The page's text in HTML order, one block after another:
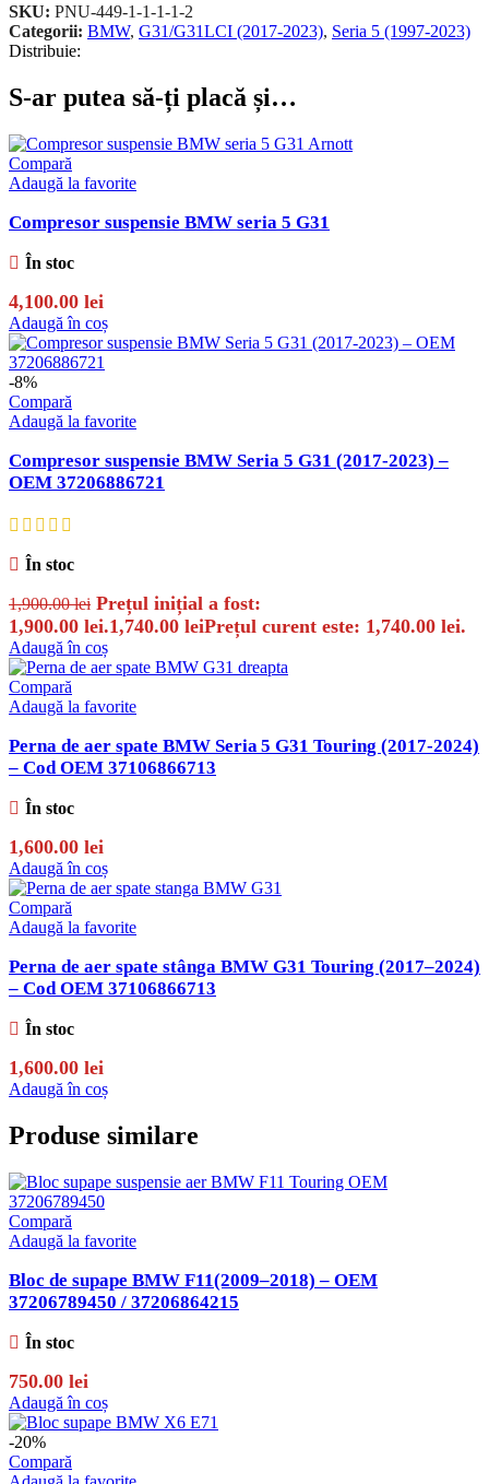
SKU: PNU-449-1-1-1-1-2
Categorii: BMW, G31/G31LCI (2017-2023), Seria 5 (1997-2023)
Distribuie:
S-ar putea să-ți placă și…
Compară
Adaugă la favorite
Compresor suspensie BMW seria 5 G31
În stoc
4,100.00 lei
Adaugă în coș
-8%
Compară
Adaugă la favorite
Compresor suspensie BMW Seria 5 G31 (2017-2023) –
OEM 37206886721
În stoc
1,900.00lei Prețul inițial a fost:
1,900.00 lei.1,740.00 leiPrețul curent este: 1,740.00 lei.
Adaugă în coș
Compară
Adaugă la favorite
Perna de aer spate BMW Seria 5 G31 Touring (2017‑2024)
– Cod OEM 37106866713
În stoc
1,600.00 lei
Adaugă în coș
Compară
Adaugă la favorite
Perna de aer spate stânga BMW G31 Touring (2017–2024)
– Cod OEM 37106866713
În stoc
1,600.00 lei
Adaugă în coș
Produse similare
Compară
Adaugă la favorite
Bloc de supape BMW F11(2009–2018) – OEM
37206789450 / 37206864215
În stoc
750.00 lei
Adaugă în coș
-20%
Compară